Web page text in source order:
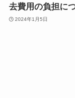
去費用の負担に
2024年1月5日